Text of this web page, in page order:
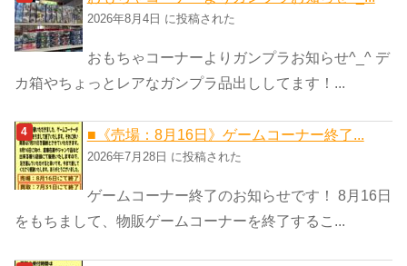
2026年8月4日 に投稿された
おもちゃコーナーよりガンプラお知らせ^_^ デ
カ箱やちょっとレアなガンプラ品出ししてます！...
■《売場：8月16日》ゲームコーナー終了...
2026年7月28日 に投稿された
ゲームコーナー終了のお知らせです！ 8月16日
をもちまして、物販ゲームコーナーを終了するこ...